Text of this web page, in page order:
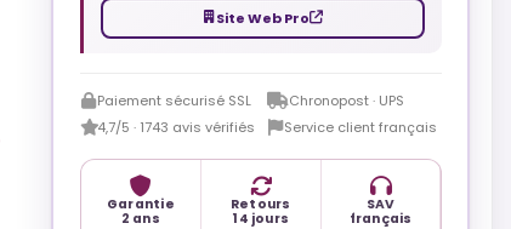
Site Web Pro
Paiement sécurisé SSL
Chronopost · UPS
4,7/5 · 1743 avis vérifiés
Service client français
Garantie
2 ans
Retours
14 jours
SAV
français